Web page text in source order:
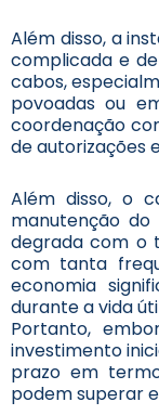
Além disso, a
complicada e
cabos,
povoadas ou
coordenação
de autorizações
Além disso, o
manutenção
degrada com o
com tanta
economia
durante a vida
Portanto,
investimento
prazo em
podem superar